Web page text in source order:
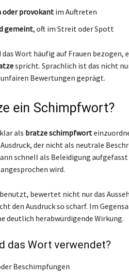
oder provokantim Auftreten
gemeint, oft im Streit oder Spott
Wort häufig auf Frauen bezogen,
spricht. Sprachlich ist das nicht
unfairen Bewertungen geprägt.
ein Schimpfwort?
als bratze schimpfwort
der nicht als neutrale
schnell als Beleidigung
wird.
bewertet nicht nur das
den Ausdruck so scharf. Im
deutlich herabwürdigende Wirkung.
das Wort verwendet?
Beschimpfungen